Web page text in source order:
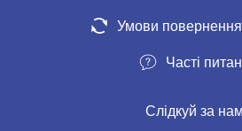
Умови повернення
Часті
Слідкуй за